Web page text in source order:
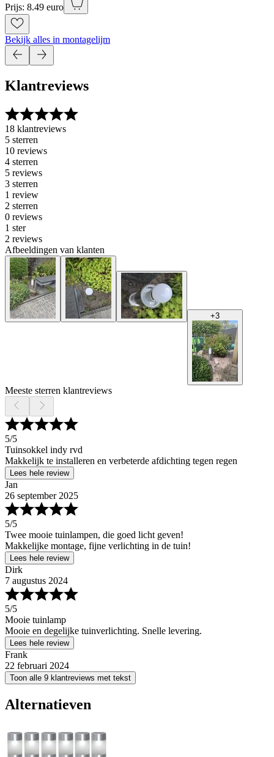
Prijs: 8.49 euro
Bekijk alles in montagelijm
Klantreviews
18 klantreviews
5 sterren
10 reviews
4 sterren
5 reviews
3 sterren
1 review
2 sterren
0 reviews
1 ster
2 reviews
Afbeeldingen van klanten
+3
Meeste sterren klantreviews
5/5
Tuinsokkel indy rvd
Makkelijk te installeren en verbeterde afdichting tegen regen
Lees hele review
Jan
26 september 2025
5/5
Twee mooie tuinlampen, die goed licht geven!
Makkelijke montage, fijne verlichting in de tuin!
Lees hele review
Dirk
7 augustus 2024
5/5
Mooie tuinlamp
Mooie en degelijke tuinverlichting. Snelle levering.
Lees hele review
Frank
22 februari 2024
Toon alle 9 klantreviews met tekst
Alternatieven